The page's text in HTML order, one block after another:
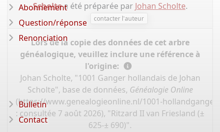
Scholtea été préparée par Johan Scholte.
contacter l'auteur
Lors de la copie des données de cet arbre
généalogique, veuillez inclure une référence à
l'origine:
Johan Scholte, "1001 Ganger hollandais de Johan
Scholte", base de données, Généalogie Online
(https://www.genealogieonline.nl/1001-
: consultée 7 août 2026), "Ritzard II van Friesland (±
625-± 690)".
Abonnement
Question/réponse
Renonciation
Bulletin
Contact